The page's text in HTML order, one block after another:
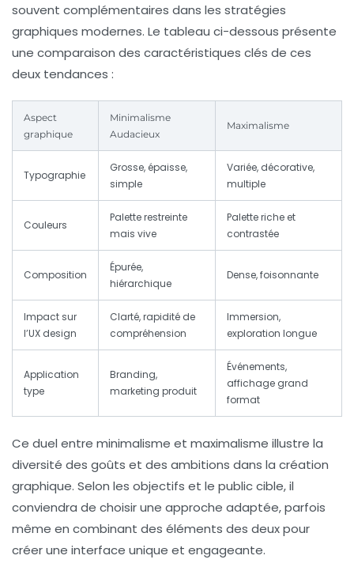
souvent complémentaires dans les stratégies
graphiques modernes. Le tableau ci-dessous présente
une comparaison des caractéristiques clés de ces
deux tendances :
Aspect
graphique
Minimalisme
Audacieux
Maximalisme
Typographie
Grosse, épaisse,
simple
Variée, décorative,
multiple
Couleurs
Palette restreinte
mais vive
Palette riche et
contrastée
Composition
Épurée,
hiérarchique
Dense, foisonnante
Impact sur
l’UX design
Clarté, rapidité de
compréhension
Immersion,
exploration longue
Application
type
Branding,
marketing produit
Événements,
affichage grand
format
Ce duel entre minimalisme et maximalisme illustre la
diversité des goûts et des ambitions dans la création
graphique. Selon les objectifs et le public cible, il
conviendra de choisir une approche adaptée, parfois
même en combinant des éléments des deux pour
créer une interface unique et engageante.